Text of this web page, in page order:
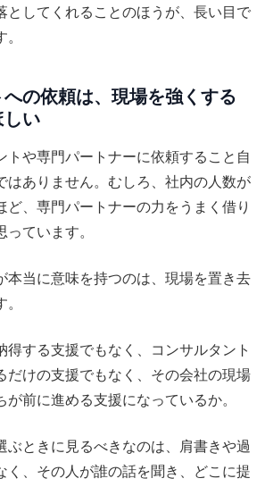
としてくれることのほうが、長い目で
の依頼は、現場を強くする
しい
トや専門パートナーに依頼すること自
はありません。むしろ、社内の人数が
ど、専門パートナーの力をうまく借り
ています。
本当に意味を持つのは、現場を置き去
得する支援でもなく、コンサルタント
だけの支援でもなく、その会社の現場
前に進める支援になっているか。
ぶときに見るべきなのは、肩書きや過
く、その人が誰の話を聞き、どこに提